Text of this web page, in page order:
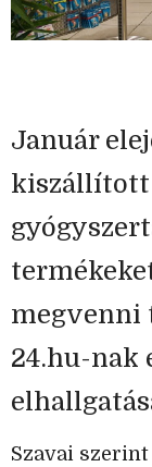
Január
kiszállított
megvenni
24.hu-nak
Szavai